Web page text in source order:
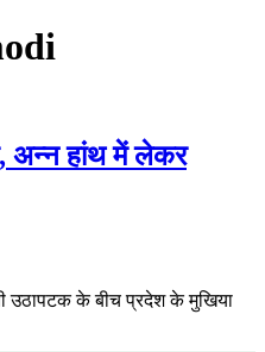
अन्न हांथ में लेकर
उठापटक के बीच प्रदेश के मुखिया